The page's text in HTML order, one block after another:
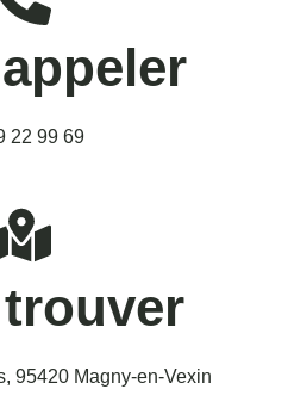
22 99 69
95420 Magny-en-Vexin